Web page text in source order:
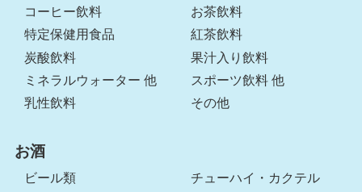
コーヒー飲料
お茶飲料
特定保健用食品
紅茶飲料
炭酸飲料
果汁入り飲料
ミネラルウォーター 他
スポーツ飲料 他
乳性飲料
その他
お酒
ビール類
チューハイ・カクテル